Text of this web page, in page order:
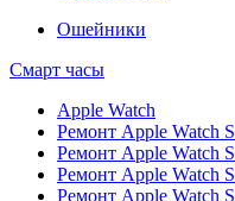
Ошейники
Смарт часы
Apple Watch
Ремонт Apple Watch
Ремонт Apple Watch
Ремонт Apple Watch
Ремонт Apple Watch